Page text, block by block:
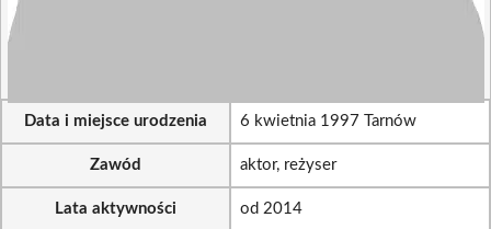
Data i miejsce urodzenia 6 kwietnia 1997 Tarnów
Zawód aktor, reżyser
Lata aktywności od 2014